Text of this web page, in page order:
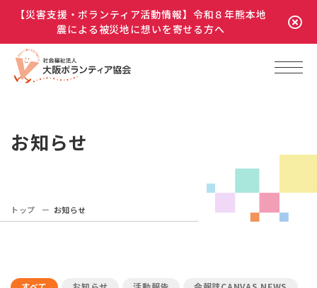
【災害支援・ボランティア活動情報】令和８年熊本地
震による被災地に想いを寄せる方へ
お知らせ
トップ お知らせ